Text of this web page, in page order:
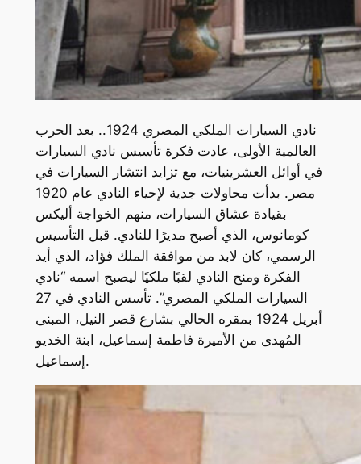
نادي السيارات الملكي المصري 1924.. بعد الحرب
العالمية الأولى، عادت فكرة تأسيس نادي السيارات
في أوائل العشرينيات، مع تزايد انتشار السيارات في
مصر. بدأت محاولات جدية لإحياء النادي عام 1920
بقيادة عشاق السيارات، منهم الخواجة أليكس
كومانوس، الذي أصبح مديرًا للنادي. قبل التأسيس
الرسمي، كان لابد من موافقة الملك فؤاد، الذي أيد
الفكرة ومنح النادي لقبًا ملكيًا ليصبح اسمه “نادي
السيارات الملكي المصري”. تأسس النادي في 27
أبريل 1924 بمقره الحالي بشارع قصر النيل، المبنى
المُهدى من الأميرة فاطمة إسماعيل، ابنة الخديو
إسماعيل.